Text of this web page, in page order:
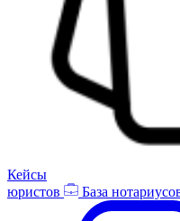
Кейсы
юристов
База